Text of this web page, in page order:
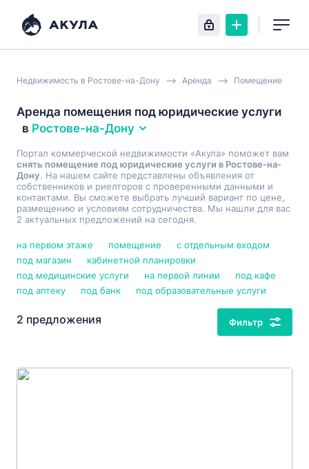
Недвижимость в Ростове-на-Дону Аренда Помещение
Аренда помещения под юридические услуги
в Ростове-на-Дону
Портал коммерческой недвижимости «Акула» поможет вам
снять помещение под юридические услуги в Ростове-на-
Дону. На нашем сайте представлены объявления от
собственников и риелторов с проверенными данными и
контактами. Вы сможете выбрать лучший вариант по цене,
размещению и условиям сотрудничества. Мы нашли для вас
2 актуальных предложений на сегодня.
на первом этаже помещение
с отдельным входом
под магазин
кабинетной планировки
под медицинские услуги
на первой линии
под кафе
под аптеку
под банк под образовательные услуги
2 предложения Фильтр